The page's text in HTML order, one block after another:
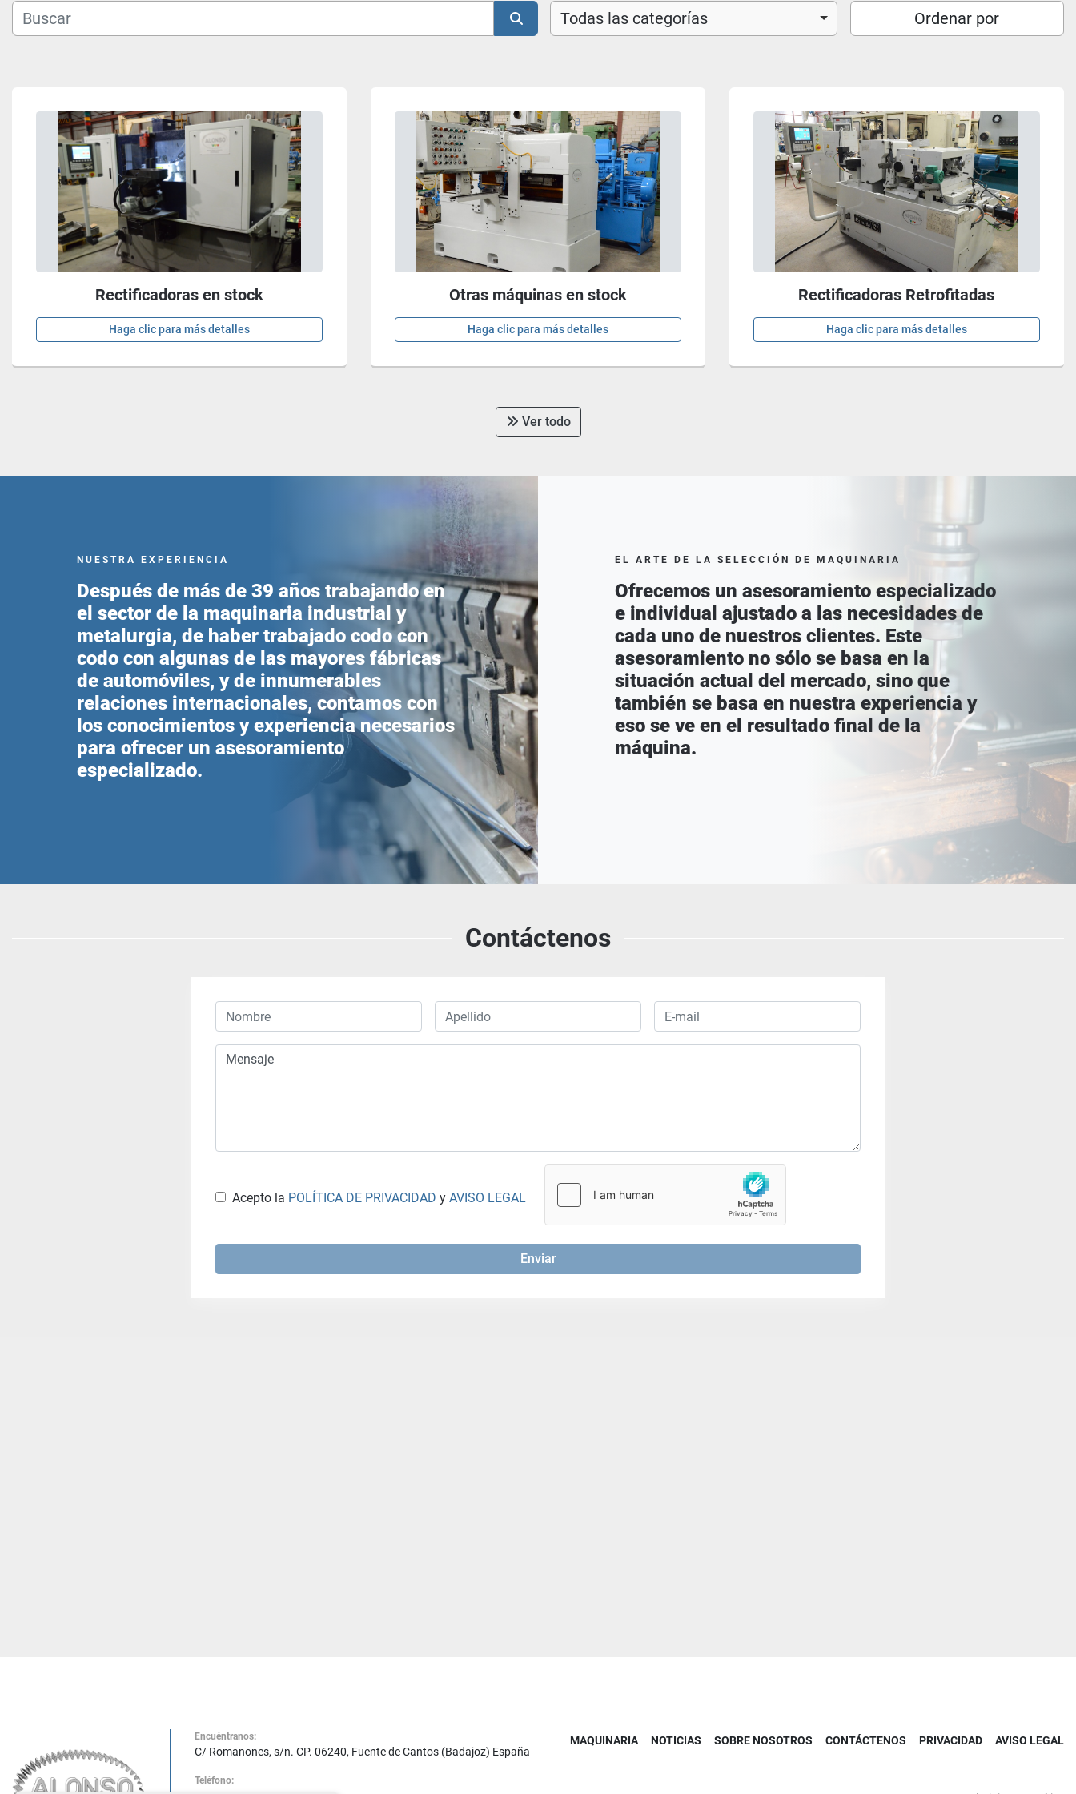
Todas las categorías Ordenar por
Rectificadoras en stock
Haga clic para más detalles
Otras máquinas en stock
Haga clic para más detalles
Rectificadoras Retrofitadas
Haga clic para más detalles
Ver todo
NUESTRA EXPERIENCIA
Después de más de 39 años trabajando en
el sector de la maquinaria industrial y
metalurgia, de haber trabajado codo con
codo con algunas de las mayores fábricas
de automóviles, y de innumerables
relaciones internacionales, contamos con
los conocimientos y experiencia necesarios
para ofrecer un asesoramiento
especializado.
EL ARTE DE LA SELECCIÓN DE MAQUINARIA
Ofrecemos un asesoramiento especializado
e individual ajustado a las necesidades de
cada uno de nuestros clientes. Este
asesoramiento no sólo se basa en la
situación actual del mercado, sino que
también se basa en nuestra experiencia y
eso se ve en el resultado final de la
máquina.
Contáctenos
Acepto la POLÍTICA DE PRIVACIDAD y AVISO LEGAL
Enviar
Encuéntranos:
C/ Romanones, s/n. CP. 06240, Fuente de Cantos (Badajoz) España
Teléfono:
MAQUINARIA NOTICIAS SOBRE NOSOTROS CONTÁCTENOS PRIVACIDAD AVISO LEGAL